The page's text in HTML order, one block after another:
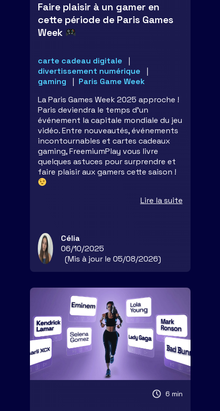
Faire plaisir à un gamer en
cette période de Paris Games
Week
carte cadeau digitale
divertissement numérique
gaming
Paris Game Week
La Paris Games Week 2025 approche !
Paris deviendra le temps d’un
événement la capitale mondiale du jeu
vidéo. Entre nouveautés, événements
incontournables et cartes cadeaux
gaming, FreemiumPlay vous livre
quelques astuces pour surprendre et
faire plaisir aux gamers cette saison !
Lire la suite
Célia
06/10/2025
(Mis à jour le 05/08/2026)
6 min